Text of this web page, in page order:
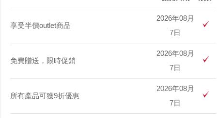
享受半價outlet商品
2026年08月
7日
免費贈送，限時促銷
2026年08月
7日
所有產品可獲9折優惠
2026年08月
7日